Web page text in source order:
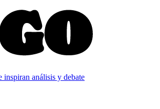
inspiran análisis y debate